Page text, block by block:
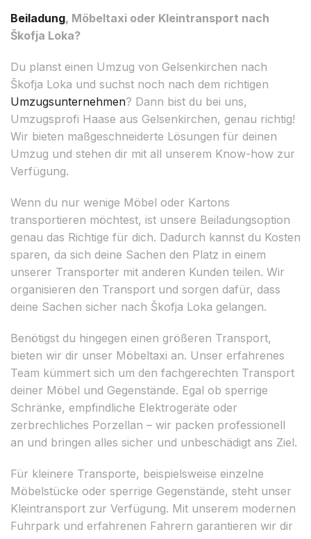
Beiladung, Möbeltaxi oder Kleintransport nach
Škofja Loka?
Du planst einen Umzug von Gelsenkirchen nach
Škofja Loka und suchst noch nach dem richtigen
Umzugsunternehmen? Dann bist du bei uns,
Umzugsprofi Haase aus Gelsenkirchen, genau richtig!
Wir bieten maßgeschneiderte Lösungen für deinen
Umzug und stehen dir mit all unserem Know-how zur
Verfügung.
Wenn du nur wenige Möbel oder Kartons
transportieren möchtest, ist unsere Beiladungsoption
genau das Richtige für dich. Dadurch kannst du Kosten
sparen, da sich deine Sachen den Platz in einem
unserer Transporter mit anderen Kunden teilen. Wir
organisieren den Transport und sorgen dafür, dass
deine Sachen sicher nach Škofja Loka gelangen.
Benötigst du hingegen einen größeren Transport,
bieten wir dir unser Möbeltaxi an. Unser erfahrenes
Team kümmert sich um den fachgerechten Transport
deiner Möbel und Gegenstände. Egal ob sperrige
Schränke, empfindliche Elektrogeräte oder
zerbrechliches Porzellan – wir packen professionell
an und bringen alles sicher und unbeschädigt ans Ziel.
Für kleinere Transporte, beispielsweise einzelne
Möbelstücke oder sperrige Gegenstände, steht unser
Kleintransport zur Verfügung. Mit unserem modernen
Fuhrpark und erfahrenen Fahrern garantieren wir dir